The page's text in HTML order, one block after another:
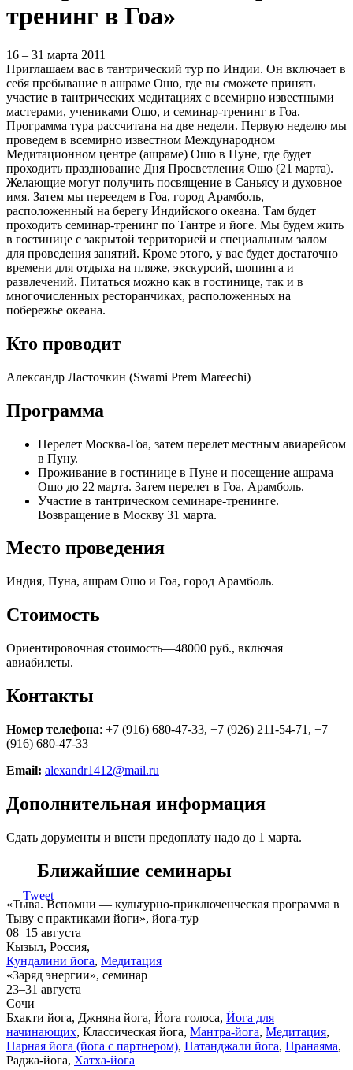
тренинг в Гоа»
16 – 31 марта 2011
Приглашаем вас в тантрический тур по Индии. Он включает в
себя пребывание в ашраме Ошо, где вы сможете принять
участие в тантрических медитациях с всемирно известными
мастерами, учениками Ошо, и семинар-тренинг в Гоа.
Программа тура рассчитана на две недели. Первую неделю мы
проведем в всемирно известном Международном
Медитационном центре (ашраме) Ошо в Пуне, где будет
проходить празднование Дня Просветления Ошо (21 марта).
Желающие могут получить посвящение в Саньясу и духовное
имя. Затем мы переедем в Гоа, город Арамболь,
расположенный на берегу Индийского океана. Там будет
проходить семинар-тренинг по Тантре и йоге. Мы будем жить
в гостинице с закрытой территорией и специальным залом
для проведения занятий. Кроме этого, у вас будет достаточно
времени для отдыха на пляже, экскурсий, шопинга и
развлечений. Питаться можно как в гостинице, так и в
многочисленных ресторанчиках, расположенных на
побережье океана.
Кто проводит
Александр Ласточкин (Swami Prem Mareechi)
Программа
Перелет Москва-Гоа, затем перелет местным авиарейсом
в Пуну.
Проживание в гостинице в Пуне и посещение ашрама
Ошо до 22 марта. Затем перелет в Гоа, Арамболь.
Участие в тантрическом семинаре-тренинге.
Возвращение в Москву 31 марта.
Место проведения
Индия, Пуна, ашрам Ошо и Гоа, город Арамболь.
Стоимость
Ориентировочная стоимость—48000 руб., включая
авиабилеты.
Контакты
Номер телефона: +7 (916) 680-47-33, +7 (926) 211-54-71, +7
(916) 680-47-33
Email: alexandr1412@mail.ru
Дополнительная информация
Сдать дорументы и внсти предоплату надо до 1 марта.
Tweet
Ближайшие семинары
«Тыва. Вспомни — культурно-приключенческая программа в
Тыву с практиками йоги», йога-тур
08–15 августа
Кызыл, Россия,
Кундалини йога, Медитация
«Заряд энергии», семинар
23–31 августа
Сочи
Бхакти йога, Джняна йога, Йога голоса, Йога для
начинающих, Классическая йога, Мантра-йога, Медитация,
Парная йога (йога с партнером), Патанджали йога, Пранаяма,
Раджа-йога, Хатха-йога